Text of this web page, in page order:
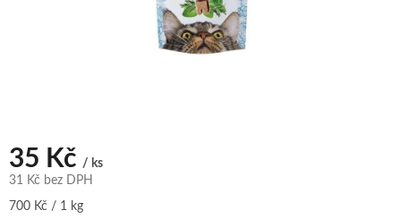
35 Kč / ks
31 Kč bez DPH
Měrná
700 Kč / 1 kg